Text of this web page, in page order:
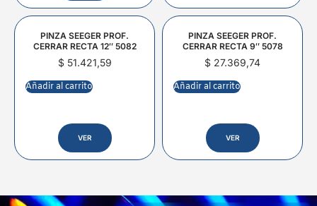
PINZA SEEGER PROF.
CERRAR RECTA 12″ 5082
$51.421,59
Añadir al carrito
VER
PINZA SEEGER PROF.
CERRAR RECTA 9″ 5078
$ 27.369,74
Añadir al carrito
VER